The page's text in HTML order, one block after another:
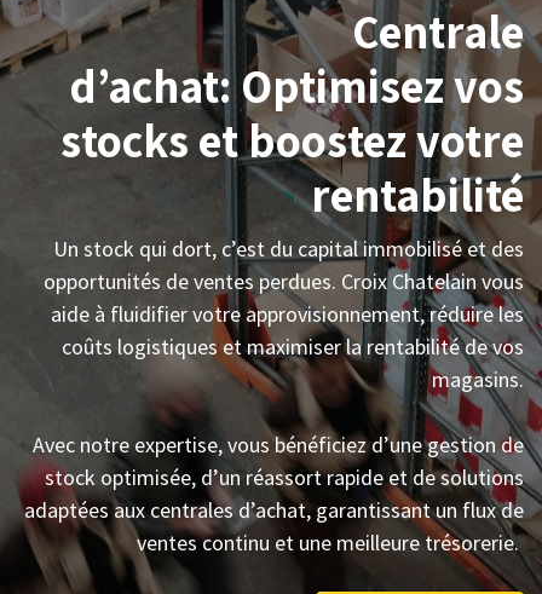
Centrale
d’achat: Optimisez vos
stocks et boostez votre
rentabilité
Un stock qui dort, c’est du capital immobilisé et des
opportunités de ventes perdues. Croix Chatelain vous
aide à fluidifier votre approvisionnement, réduire les
coûts logistiques et maximiser la rentabilité de vos
magasins.
Avec notre expertise, vous bénéficiez d’une gestion de
stock optimisée, d’un réassort rapide et de solutions
adaptées aux centrales d’achat, garantissant un flux de
ventes continu et une meilleure trésorerie.